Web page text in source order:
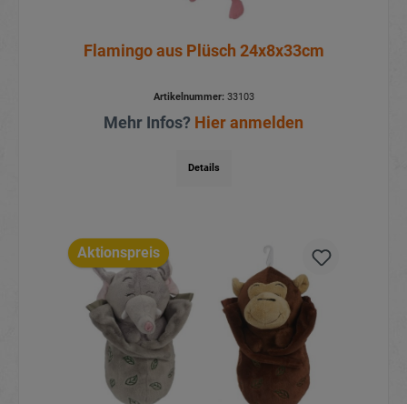
Flamingo aus Plüsch 24x8x33cm
Artikelnummer:33103
Mehr Infos? Hier anmelden
Details
Aktionspreis